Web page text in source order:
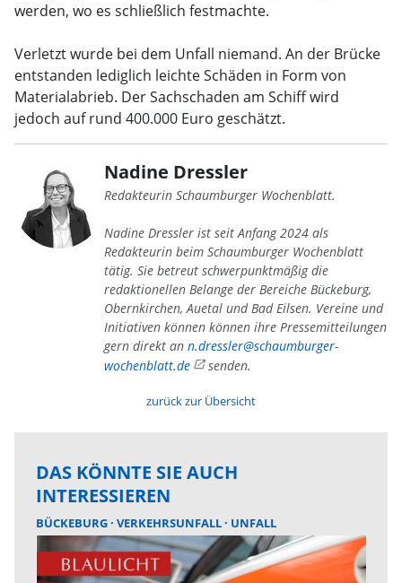
werden, wo es schließlich festmachte.
Verletzt wurde bei dem Unfall niemand. An der Brücke
entstanden lediglich leichte Schäden in Form von
Materialabrieb. Der Sachschaden am Schiff wird
jedoch auf rund 400.000 Euro geschätzt.
Nadine Dressler
Redakteurin Schaumburger Wochenblatt.
Nadine Dressler ist seit Anfang 2024 als
Redakteurin beim Schaumburger Wochenblatt
tätig. Sie betreut schwerpunktmäßig die
redaktionellen Belange der Bereiche Bückeburg,
Obernkirchen, Auetal und Bad Eilsen. Vereine und
Initiativen können können ihre Pressemitteilungen
gern direkt an n.dressler@schaumburger-
wochenblatt.de
senden.
zurück zur Übersicht
DAS KÖNNTE SIE AUCH
INTERESSIEREN
BÜCKEBURG VERKEHRSUNFALL UNFALL